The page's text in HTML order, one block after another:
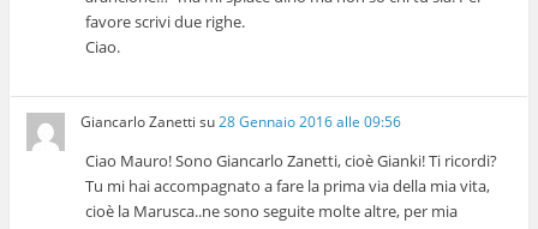
favore scrivi due righe.
Ciao.
Giancarlo Zanetti su28 Gennaio 2016 alle 09:56
Ciao Mauro! Sono Giancarlo Zanetti, cioè Gianki! Ti ricordi?
Tu mi hai accompagnato a fare la prima via della mia vita,
cioè la Marusca..ne sono seguite molte altre, per mia